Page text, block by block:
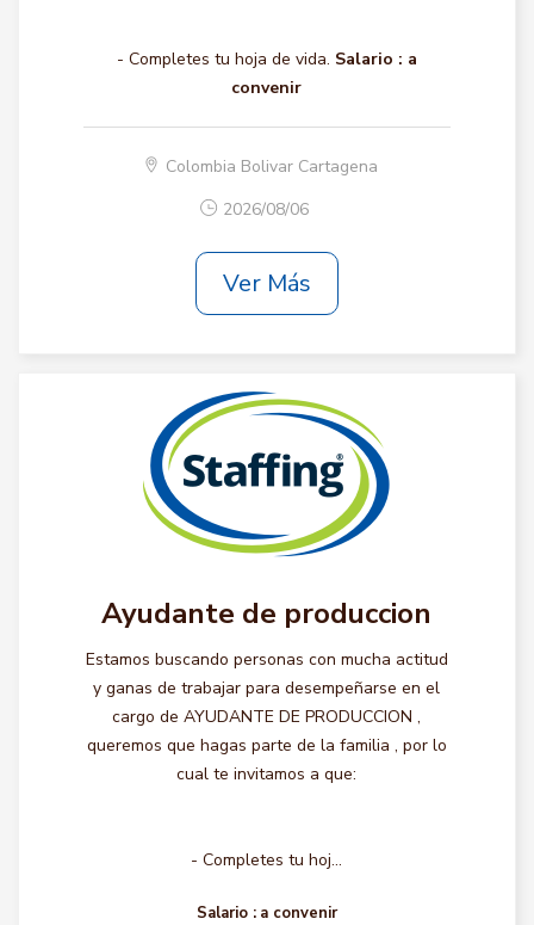
- Completes tu hoja de vida. Salario : a
convenir
Colombia Bolivar Cartagena
2026/08/06
Ver Más
Ayudante de produccion
Estamos buscando personas con mucha actitud
y ganas de trabajar para desempeñarse en el
cargo de AYUDANTE DE PRODUCCION ,
queremos que hagas parte de la familia , por lo
cual te invitamos a que:
- Completes tu hoj...
Salario : a convenir